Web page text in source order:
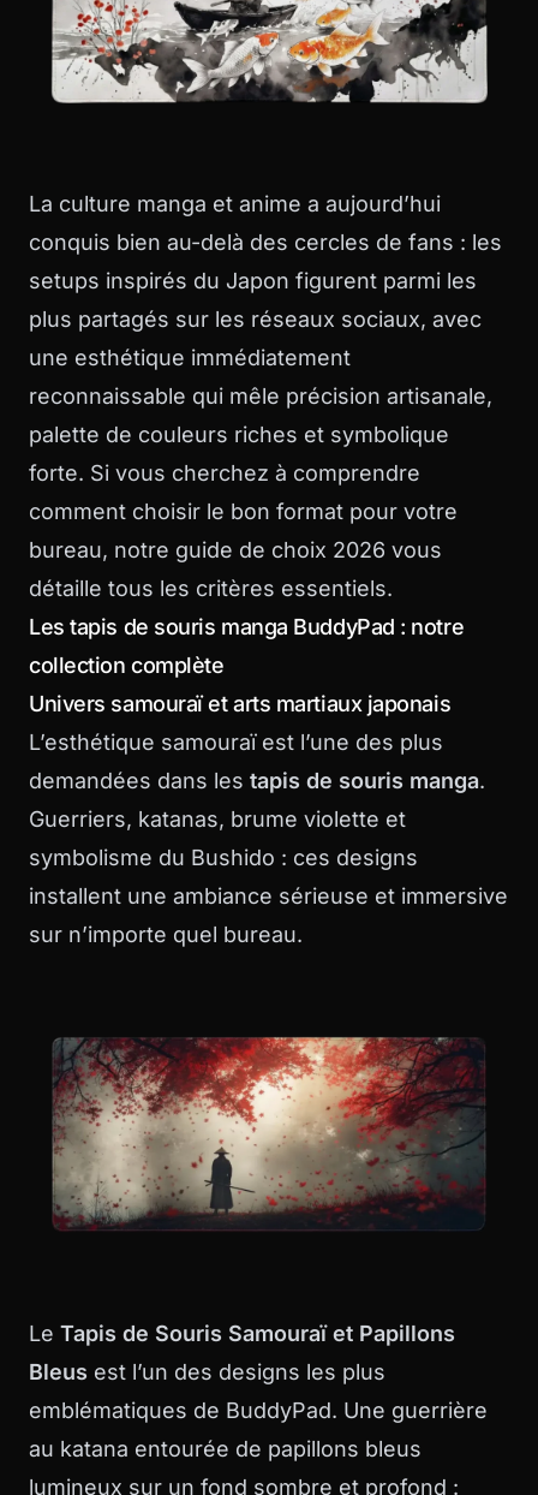
La culture manga et anime a aujourd’hui
conquis bien au-delà des cercles de fans : les
setups inspirés du Japon figurent parmi les
plus partagés sur les réseaux sociaux, avec
une esthétique immédiatement
reconnaissable qui mêle précision artisanale,
palette de couleurs riches et symbolique
forte. Si vous cherchez à comprendre
comment choisir le bon format pour votre
bureau, notre guide de choix 2026 vous
détaille tous les critères essentiels.
Les tapis de souris manga BuddyPad : notre
collection complète
Univers samouraï et arts martiaux japonais
L’esthétique samouraï est l’une des plus
demandées dans les tapis de souris manga.
Guerriers, katanas, brume violette et
symbolisme du Bushido : ces designs
installent une ambiance sérieuse et immersive
sur n’importe quel bureau.
Le Tapis de Souris Samouraï et Papillons
Bleus est l’un des designs les plus
emblématiques de BuddyPad. Une guerrière
au katana entourée de papillons bleus
lumineux sur un fond sombre et profond :